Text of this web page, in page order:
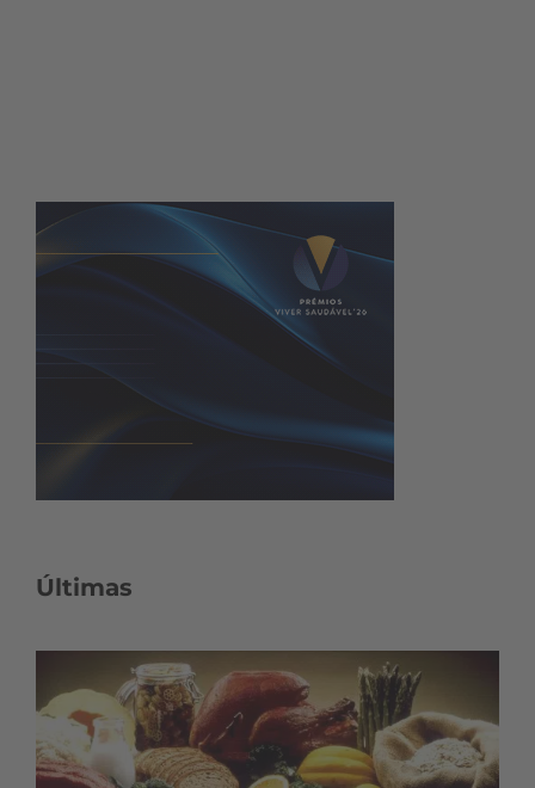
Últimas